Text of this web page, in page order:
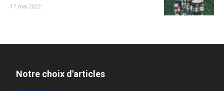
17 mai 2022
Notre choix d'articles